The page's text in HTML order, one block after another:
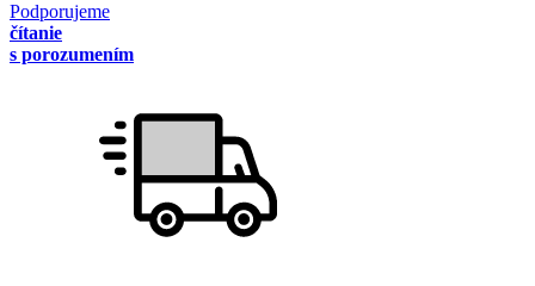
Podporujeme
čítanie
s porozumením